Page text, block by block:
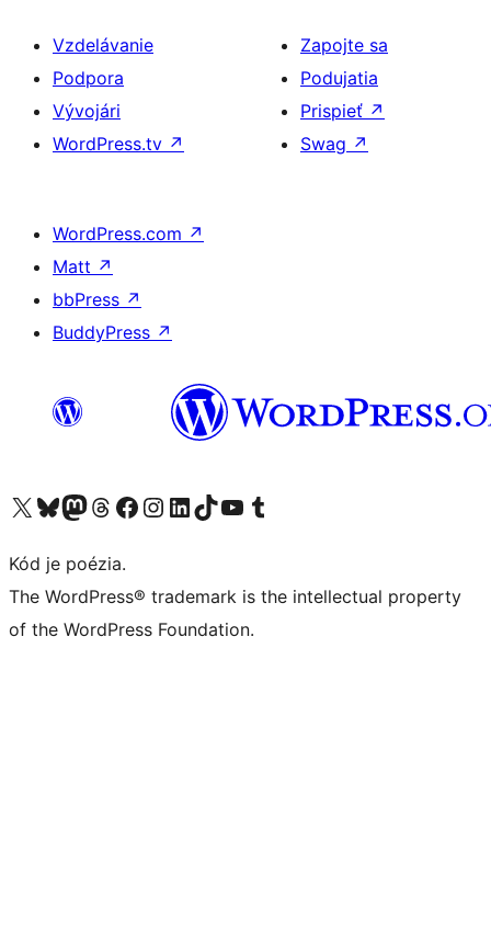
Vzdelávanie
Podpora
Vývojári
WordPress.tv ↗
Zapojte sa
Podujatia
Prispieť ↗
Swag ↗
WordPress.com ↗
Matt ↗
bbPress ↗
BuddyPress ↗
Navštívte náš účet na X (predtým Twitter)
Navštívte náš účet na platforme Bluesky
Navštívte náš účet na Mastodone
Navštívte náš účet na platforme Threads
Navštívte našu stránku na Facebooku
Navštívte náš účet Instagram
Navštívte náš účet LinkedIn
Navštívte náš účet na platforme TikTok
Navštívte náš kanál YouTube
Navštívte náš účet na platforme Tumblr
Kód je poézia.
The WordPress® trademark is the intellectual property
of the WordPress Foundation.